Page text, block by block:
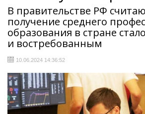
В правительстве РФ
получение среднего
образования в стране
и востребованным
10.06.2024 14:36:52